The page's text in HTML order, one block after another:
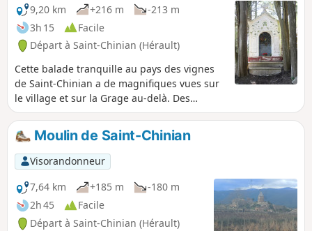
9,20 km
+216 m
-213 m
3h 15
Facile
Départ à Saint-Chinian (Hérault)
Cette balade tranquille au pays des vignes
de Saint-Chinian a de magnifiques vues sur
le village et sur la Grage au-delà. Des
capitelles au nom évocateur, des panneaux
pédagogiques, Notre-Dame de Nazareth et
en arrière fond la ligne des Avants-Monts et
la silhouette du massif du Caroux tout y est.
Moulin de Saint-Chinian
Visorandonneur
7,64 km
+185 m
-180 m
2h 45
Facile
Départ à Saint-Chinian (Hérault)